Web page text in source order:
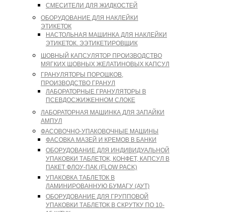
СМЕСИТЕЛИ ДЛЯ ЖИДКОСТЕЙ
ОБОРУДОВАНИЕ ДЛЯ НАКЛЕЙКИ
ЭТИКЕТОК
НАСТОЛЬНАЯ МАШИНКА ДЛЯ НАКЛЕЙКИ
ЭТИКЕТОК. ЭЭТИКЕТИРОВЩИК
ШОВНЫЙ КАПСУЛЯТОР ПРОИЗВОДСТВО
МЯГКИХ ШОВНЫХ ЖЕЛАТИНОВЫХ КАПСУЛ
ГРАНУЛЯТОРЫ ПОРОШКОВ,
ПРОИЗВОДСТВО ГРАНУЛ
ЛАБОРАТОРНЫЕ ГРАНУЛЯТОРЫ В
ПСЕВДОСЖИЖЕННОМ СЛОКЕ
ЛАБОРАТОРНАЯ МАШИНКА ДЛЯ ЗАПАЙКИ
АМПУЛ
ФАСОВОЧНО-УПАКОВОЧНЫЕ МАШИНЫ
ФАСОВКА МАЗЕЙ И КРЕМОВ В БАНКИ
ОБОРУДОВАНИЕ ДЛЯ ИНДИВИДУАЛЬНОЙ
УПАКОВКИ ТАБЛЕТОК, КОНФЕТ, КАПСУЛ В
ПАКЕТ ФЛОУ-ПАК (FLOW PACK)
УПАКОВКА ТАБЛЕТОК В
ЛАМИНИРОВАННУЮ БУМАГУ (АУТ)
ОБОРУДОВАНИЕ ДЛЯ ГРУППОВОЙ
УПАКОВКИ ТАБЛЕТОК В СКРУТКУ ПО 10-